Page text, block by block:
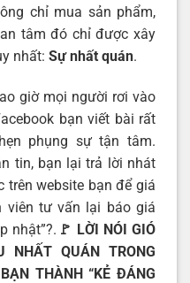
chỉ mua sản phẩm,
tâm đó chỉ được xây
nhất: Sự nhất quán.
giờ mọi người rơi vào
bạn viết bài rất
phụng sự tận tâm.
tin, bạn lại trả lời nhát
trên website bạn để giá
viên tư vấn lại báo giá
nhật”?. 🚩 LỜI NÓI GIÓ
NHẤT QUÁN TRONG
THÀNH “KẺ ĐÁNG